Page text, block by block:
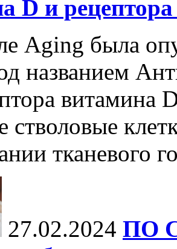
D и
Aging была
названием
витамина
стволовые
тканевого
27.02.2024 ПО